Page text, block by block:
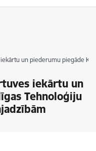
un piederumu piegāde
iekārtu un
Tehnoloģiju